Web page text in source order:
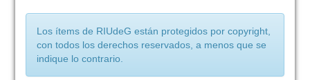
Los ítems de RIUdeG están protegidos por copyright,
con todos los derechos reservados, a menos que se
indique lo contrario.